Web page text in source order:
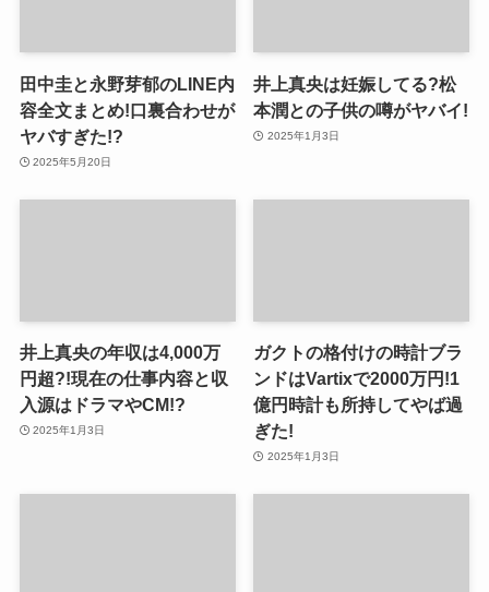
田中圭と永野芽郁のLINE内
容全文まとめ!口裏合わせが
ヤバすぎた!?
2025年5月20日
井上真央は妊娠してる?松
本潤との子供の噂がヤバイ!
2025年1月3日
井上真央の年収は4,000万
円超?!現在の仕事内容と収
入源はドラマやCM!?
2025年1月3日
ガクトの格付けの時計ブラ
ンドはVartixで2000万円!1
億円時計も所持してやば過
ぎた!
2025年1月3日